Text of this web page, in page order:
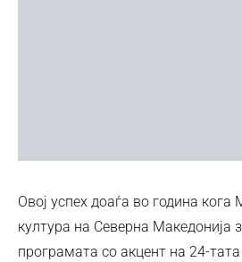
Овој успех доаѓа во година кога
култура на Северна Македонија
програмата со акцент на 24-тата